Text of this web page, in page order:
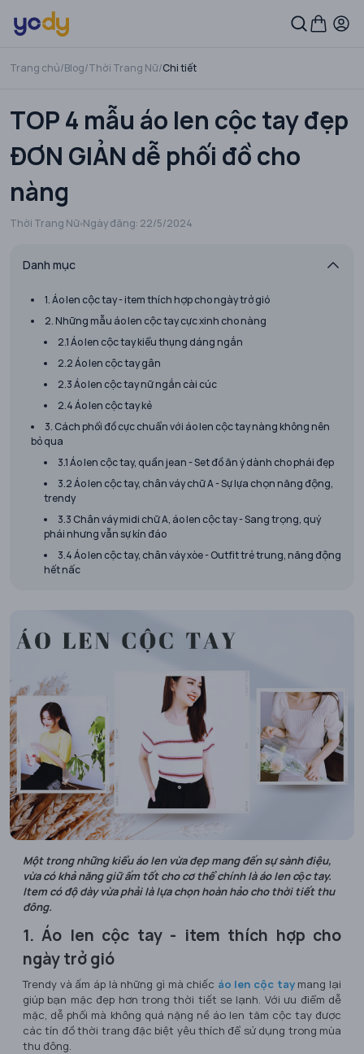
Trang chủ/Blog/Thời Trang Nữ/Chi tiết
TOP 4 mẫu áo len cộc tay đẹp
ĐƠN GIẢN dễ phối đồ cho
nàng
Thời Trang Nữ Ngày đăng: 22/5/2024
Danh mục
1. Áo len cộc tay - item thích hợp cho ngày trở gió
2. Những mẫu áo len cộc tay cực xinh cho nàng
2.1 Áo len cộc tay kiểu thụng dáng ngắn
2.2 Áo len cộc tay gân
2.3 Áo len cộc tay nữ ngắn cài cúc
2.4 Áo len cộc tay kẻ
3. Cách phối đồ cực chuẩn với áo len cộc tay nàng không nên
bỏ qua
3.1 Áo len cộc tay, quần jean - Set đồ ăn ý dành cho phái đẹp
3.2 Áo len cộc tay, chân váy chữ A - Sự lựa chọn năng động,
trendy
3.3 Chân váy midi chữ A, áo len cộc tay - Sang trọng, quý
phái nhưng vẫn sự kín đáo
3.4 Áo len cộc tay, chân váy xòe - Outfit trẻ trung, năng động
hết nấc
Một trong những kiểu áo len vừa đẹp mang đến sự sành điệu,
vừa có khả năng giữ ấm tốt cho cơ thể chính là áo len cộc tay.
Item có độ dày vừa phải là lựa chọn hoàn hảo cho thời tiết thu
đông.
1. Áo len cộc tay - item thích hợp cho
ngày trở gió
Trendy và ấm áp là những gì mà chiếc áo len cộc taymang lại
giúp bạn mặc đẹp hơn trong thời tiết se lạnh. Với ưu điểm dễ
mặc, dễ phối mà không quá nặng nề áo len tăm cộc tay được
các tín đồ thời trang đặc biệt yêu thích để sử dụng trong mùa
thu đông.